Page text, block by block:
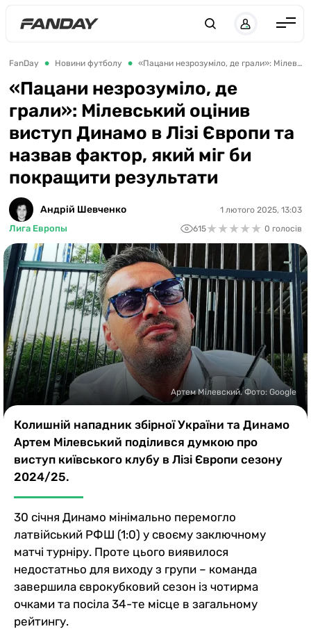
Іспанія
Німеччина
Італія
Франція
Україна
ЧЕ-2028
Букмекери
Казино
FanDay Новини футболу «Пацани незрозуміло, де грали»: Мілевський оцінив виступ Динамо в Лізі Європи та назвав фактор, який міг би покращити результати
«Пацани незрозуміло, де
грали»: Мілевський оцінив
виступ Динамо в Лізі Європи та
назвав фактор, який міг би
покращити результати
Андрій Шевченко
Лига Европы
1 лютого 2025, 13:03
615★★★★★
★★★★★ 0 голосів
Артем Мілевский. Фото: Google
Колишній нападник збірної України та Динамо
Артем Мілевський поділився думкою про
виступ київського клубу в Лізі Європи сезону
2024/25.
30 січня Динамо мінімально перемогло
латвійський РФШ (1:0) у своєму заключному
матчі турніру. Проте цього виявилося
недостатньо для виходу з групи – команда
завершила єврокубковий сезон із чотирма
очками та посіла 34-те місце в загальному
рейтингу.